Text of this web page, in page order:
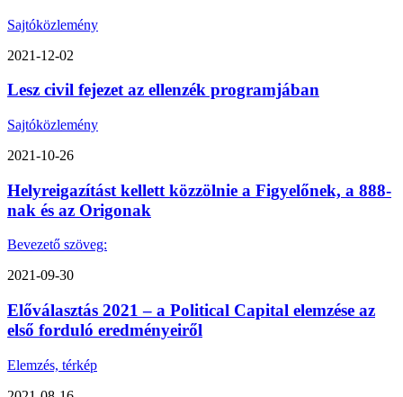
Sajtóközlemény
2021-12-02
Lesz civil fejezet az ellenzék programjában
Sajtóközlemény
2021-10-26
Helyreigazítást kellett közzölnie a Figyelőnek, a 888-
nak és az Origonak
Bevezető szöveg:
2021-09-30
Előválasztás 2021 – a Political Capital elemzése az
első forduló eredményeiről
Elemzés, térkép